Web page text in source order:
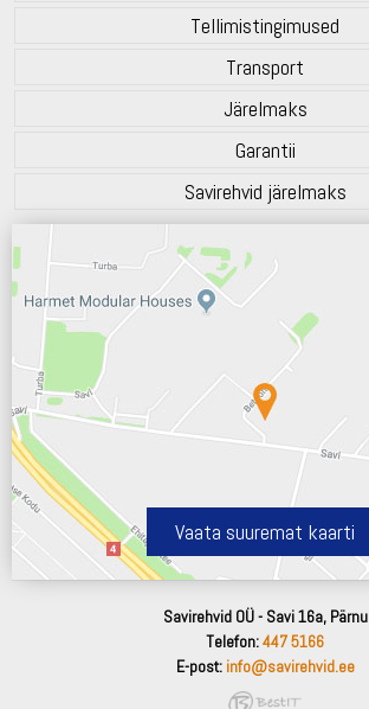
Tellimistingimused
Transport
Järelmaks
Garantii
Savirehvid järelmaks
Vaata suuremat kaarti
Savirehvid OÜ - Savi 16a, Pärnu
Telefon:447 5166
E-post: info@savirehvid.ee